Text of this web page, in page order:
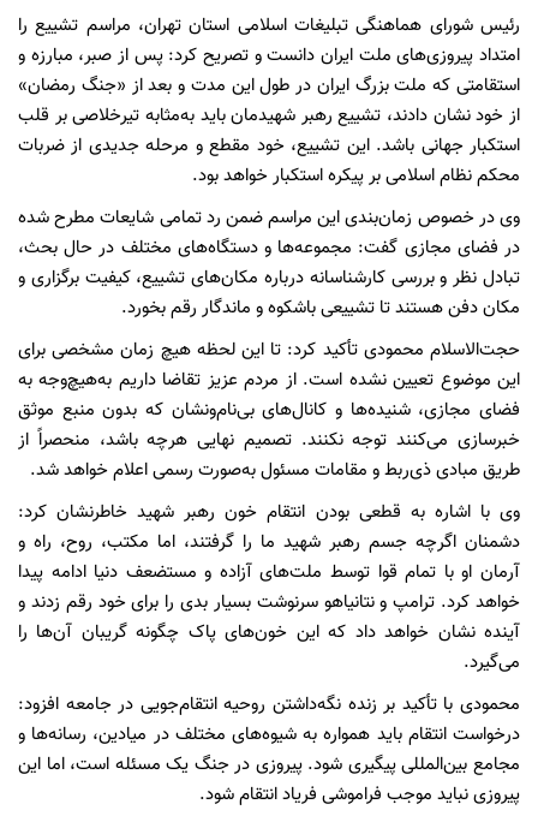
رئیس شورای هماهنگی تبلیغات اسلامی استان تهران، مراسم تشییع را
امتداد پیروزی‌های ملت ایران دانست و تصریح کرد: پس از صبر، مبارزه و
استقامتی که ملت بزرگ ایران در طول این مدت و بعد از «جنگ رمضان»
از خود نشان دادند، تشییع رهبر شهیدمان باید به‌مثابه تیرخلاصی بر قلب
استکبار جهانی باشد. این تشییع، خود مقطع و مرحله‌ جدیدی از ضربات
محکم نظام اسلامی بر پیکره استکبار خواهد بود.
وی در خصوص زمان‌بندی این مراسم ضمن رد تمامی شایعات مطرح شده
در فضای مجازی گفت: مجموعه‌ها و دستگاه‌های مختلف در حال بحث،
تبادل نظر و بررسی کارشناسانه درباره مکان‌های تشییع، کیفیت برگزاری و
مکان دفن هستند تا تشییعی باشکوه و ماندگار رقم بخورد.
حجت‌الاسلام محمودی تأکید کرد: تا این لحظه هیچ زمان مشخصی برای
این موضوع تعیین نشده است. از مردم عزیز تقاضا داریم به‌هیچ‌وجه به
فضای مجازی، شنیده‌ها و کانال‌های بی‌نام‌ونشان که بدون منبع موثق
خبرسازی می‌کنند توجه نکنند. تصمیم نهایی هرچه باشد، منحصراً از
طریق مبادی ذی‌ربط و مقامات مسئول به‌صورت رسمی اعلام خواهد شد.
وی با اشاره به قطعی بودن انتقام خون رهبر شهید خاطرنشان کرد:
دشمنان اگرچه جسم رهبر شهید ما را گرفتند، اما مکتب، روح، راه و
آرمان او با تمام قوا توسط ملت‌های آزاده و مستضعف دنیا ادامه پیدا
خواهد کرد. ترامپ و نتانیاهو سرنوشت بسیار بدی را برای خود رقم زدند و
آینده نشان خواهد داد که این خون‌های پاک چگونه گریبان آن‌ها را
می‌گیرد.
محمودی با تأکید بر زنده نگه‌داشتن روحیه انتقام‌جویی در جامعه افزود:
درخواست انتقام باید همواره به شیوه‌های مختلف در میادین، رسانه‌ها و
مجامع بین‌المللی پیگیری شود. پیروزی در جنگ یک مسئله است، اما این
پیروزی نباید موجب فراموشی فریاد انتقام شود.